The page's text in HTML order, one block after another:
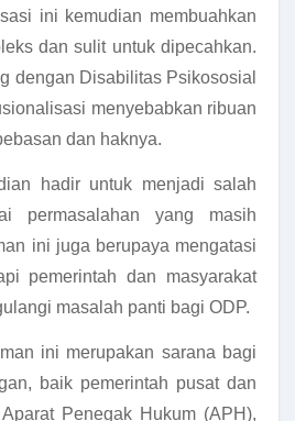
ini kemudian membuahkan
dan sulit untuk dipecahkan.
dengan Disabilitas Psikososial
menyebabkan ribuan
dan haknya.
hadir untuk menjadi salah
permasalahan yang masih
ini juga berupaya mengatasi
pemerintah dan masyarakat
masalah panti bagi ODP.
ini merupakan sarana bagi
baik pemerintah pusat dan
Penegak Hukum (APH),